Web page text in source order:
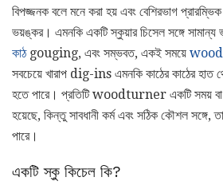
বিপজ্জনক বলে মনে করা হয় এবং বেশিরভাগ
ভয়ঙ্কর। এমনকি একটি স্কুয়ার চিসেল সঙ্গে
কাঠgouging, এবং সম্ভবত, একই সময়ে
সবচেয়ে খারাপ dig-ins এমনকি কাঠের কাঠের হাত
হতে পারে। প্রতিটি woodturner একটি সময়
হয়েছে, কিন্তু সাবধানী কর্ম এবং সঠিক কৌশল সঙ্গে,
পারে।
একটি স্কু কিচেল কি?